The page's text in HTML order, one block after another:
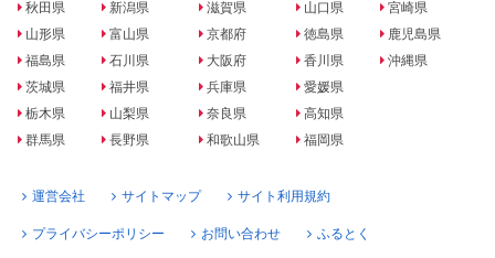
秋田県
山形県
福島県
茨城県
栃木県
群馬県
新潟県
富山県
石川県
福井県
山梨県
長野県
滋賀県
京都府
大阪府
兵庫県
奈良県
和歌山県
山口県
徳島県
香川県
愛媛県
高知県
福岡県
宮崎県
鹿児島県
沖縄県
運営会社 サイトマップ サイト利用規約
プライバシーポリシー お問い合わせ ふるとく